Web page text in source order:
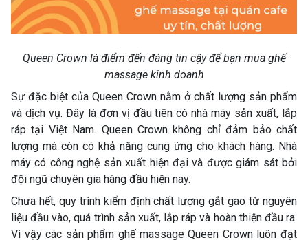
Queen Crown là điểm đến đáng tin cậy để bạn mua ghế
massage kinh doanh
Sự đặc biệt của Queen Crown nằm ở chất lượng sản phẩm
và dịch vụ. Đây là đơn vị đầu tiên có nhà máy sản xuất, lắp
ráp tại Việt Nam. Queen Crown không chỉ đảm bảo chất
lượng mà còn có khả năng cung ứng cho khách hàng. Nhà
máy có công nghệ sản xuất hiện đại và được giám sát bởi
đội ngũ chuyên gia hàng đầu hiện nay.
Chưa hết, quy trình kiểm định chất lượng gắt gao từ nguyên
liệu đầu vào, quá trình sản xuất, lắp ráp và hoàn thiện đầu ra.
Vì vậy các sản phẩm ghế massage Queen Crown luôn đạt